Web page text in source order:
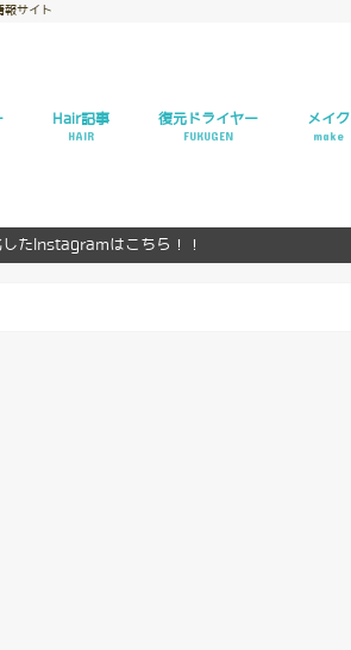
サイト
Hair記事
HAIR
復元ドライヤー
FUKUGEN
メイク
make
たInstagramはこちら！！